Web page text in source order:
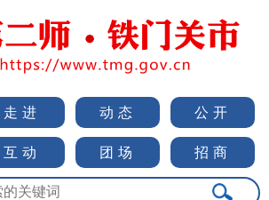
走进 动态 公开
互动 团场 招商